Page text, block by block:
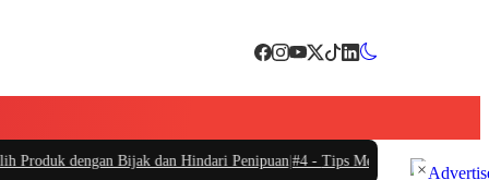
Bijak dan Hindari Penipuan|#4 -Tips Memilih Sepatu Marathon yang
×